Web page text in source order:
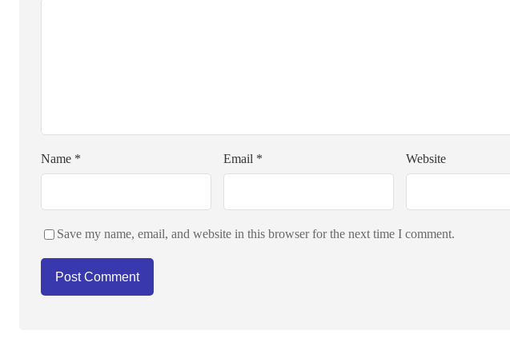
Name * Email * Website
Save my name, email, and website in this browser for the next time I comment.